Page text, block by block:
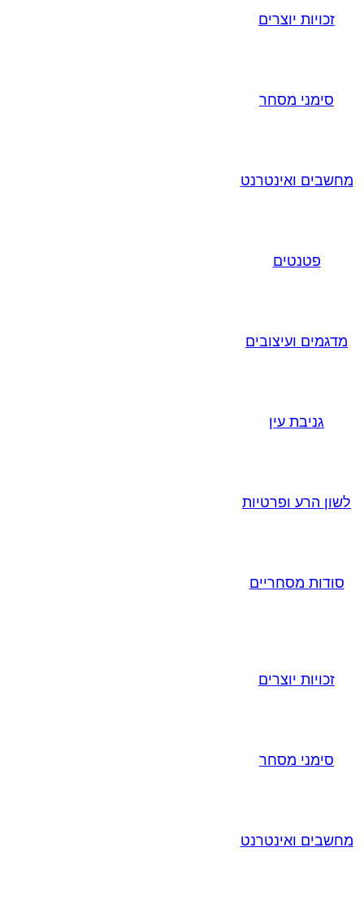
זכויות יוצרים
סימני מסחר
מחשבים ואינטרנט
פטנטים
מדגמים ועיצובים
גניבת עין
לשון הרע ופרטיות
סודות מסחריים
זכויות יוצרים
סימני מסחר
מחשבים ואינטרנט